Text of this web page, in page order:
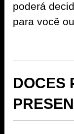
poderá
para você
DOCES